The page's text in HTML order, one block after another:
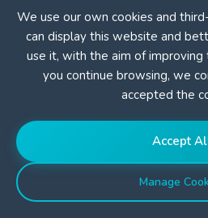
Личный помощник:
прохождение всех
очень опытным, двуязычным
Сертифицированные
устранение грозных
обеспечения абсолютно
медицинского
Городские экскурсии:
Нужна
Напишите в
быстро.
We use our own cookies and
can display this website and
use it, with the aim of
you continue browsing, we
accepted the
Accept
Manage